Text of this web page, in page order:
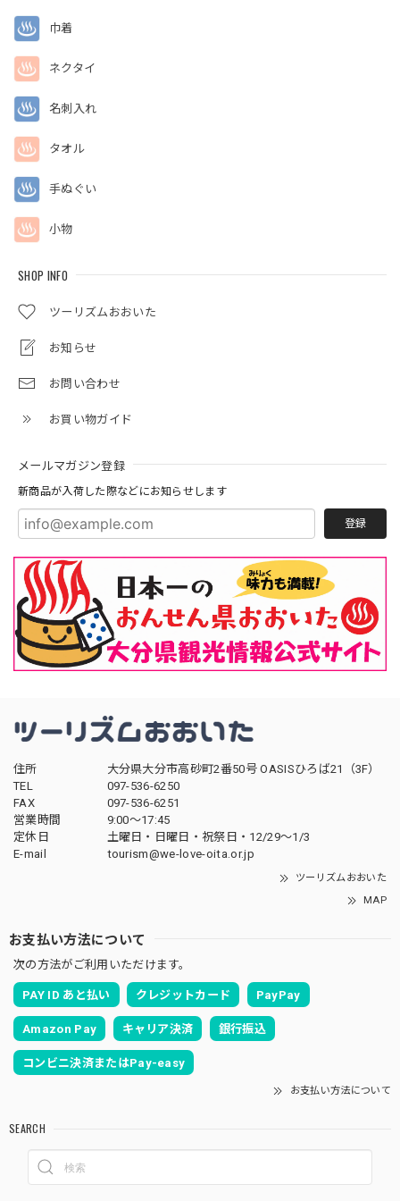
巾着
ネクタイ
名刺入れ
タオル
手ぬぐい
小物
SHOP INFO
ツーリズムおおいた
お知らせ
お問い合わせ
お買い物ガイド
メールマガジン登録
新商品が入荷した際などにお知らせします
登録
住所
大分県大分市高砂町2番50号 OASISひろば21（3F）
TEL
097-536-6250
FAX
097-536-6251
営業時間
9:00～17:45
定休日
土曜日・日曜日・祝祭日・12/29～1/3
E-mail
tourism@we-love-oita.or.jp
ツーリズムおおいた
MAP
お支払い方法について
次の方法がご利用いただけます。
PAY ID あと払い クレジットカード PayPay
Amazon Pay キャリア決済 銀行振込
コンビニ決済またはPay-easy
お支払い方法について
SEARCH